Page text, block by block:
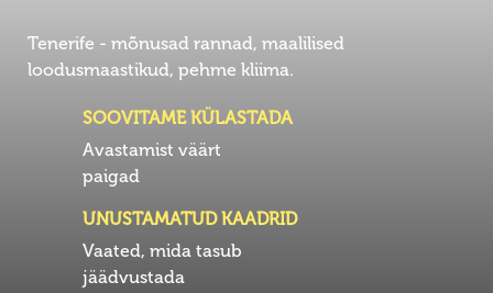
Tenerife - mõnusad rannad, maalilised
loodusmaastikud, pehme kliima.
SOOVITAME KÜLASTADA
Avastamist väärt
paigad
UNUSTAMATUD KAADRID
Vaated, mida tasub
jäädvustada